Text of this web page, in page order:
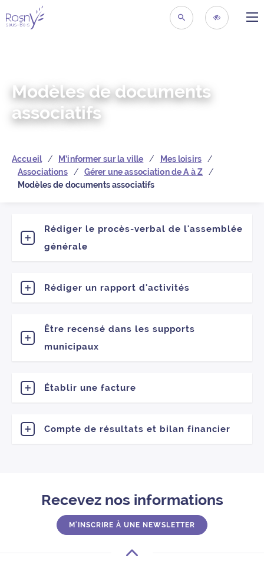
Modèles de documents
associatifs
Retour à la pageRECHERCHER
Accueil M’informer sur la ville
Mes loisirs
Associations
Gérer une association de A à Z
Modèles de documents associatifs
Rédiger le procès-verbal de l'assemblée
générale
Rédiger un rapport d'activités
Être recensé dans les supports
municipaux
Établir une facture
Compte de résultats et bilan financier
Recevez nos informations
M'INSCRIRE À UNE NEWSLETTER